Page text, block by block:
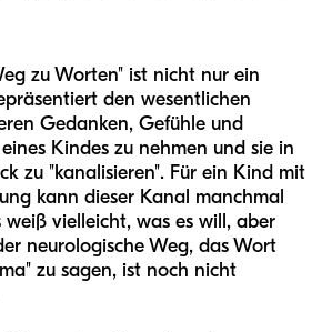
zu Worten" ist nicht nur ein
den wesentlichen
Gedanken, Gefühle und
Kindes zu nehmen und sie in
zu "kanalisieren". Für ein Kind mit
kann dieser Kanal manchmal
weiß vielleicht, was es will, aber
neurologische Weg, das Wort
zu sagen, ist noch nicht